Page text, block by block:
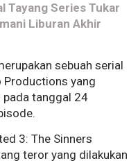
Tayang Series Tukar
Liburan Akhir
sebuah serial
Productions yang
pada tanggal 24
3: The Sinners
teror yang dilakukan